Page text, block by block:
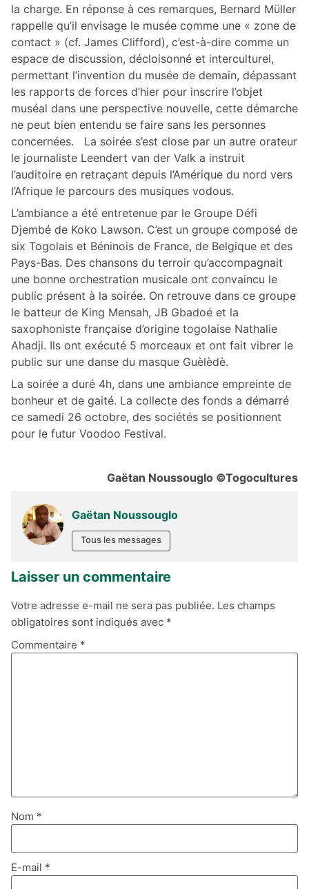
la charge. En réponse à ces remarques, Bernard Müller
rappelle qu’il envisage le musée comme une « zone de
contact » (cf. James Clifford), c’est-à-dire comme un
espace de discussion, décloisonné et interculturel,
permettant l’invention du musée de demain, dépassant
les rapports de forces d’hier pour inscrire l’objet
muséal dans une perspective nouvelle, cette démarche
ne peut bien entendu se faire sans les personnes
concernées. La soirée s’est close par un autre orateur
le journaliste Leendert van der Valk a instruit
l’auditoire en retraçant depuis l’Amérique du nord vers
l’Afrique le parcours des musiques vodous.
L’ambiance a été entretenue par le Groupe Défi
Djembé de Koko Lawson. C’est un groupe composé de
six Togolais et Béninois de France, de Belgique et des
Pays-Bas. Des chansons du terroir qu’accompagnait
une bonne orchestration musicale ont convaincu le
public présent à la soirée. On retrouve dans ce groupe
le batteur de King Mensah, JB Gbadoé et la
saxophoniste française d’origine togolaise Nathalie
Ahadji. Ils ont exécuté 5 morceaux et ont fait vibrer le
public sur une danse du masque Guèlèdè.
La soirée a duré 4h, dans une ambiance empreinte de
bonheur et de gaité. La collecte des fonds a démarré
ce samedi 26 octobre, des sociétés se positionnent
pour le futur Voodoo Festival.
Gaëtan Noussouglo ©Togocultures
Gaëtan Noussouglo
Tous les messages
Laisser un commentaire
Votre adresse e-mail ne sera pas publiée. Les champs
obligatoires sont indiqués avec *
Commentaire *
Nom *
E-mail *